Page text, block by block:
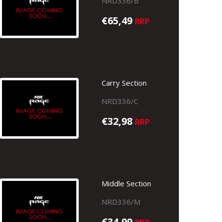
€65,49 RRP
Carry Section
NRD336/C
€32,98 RRP
Middle Section
NRD336/M